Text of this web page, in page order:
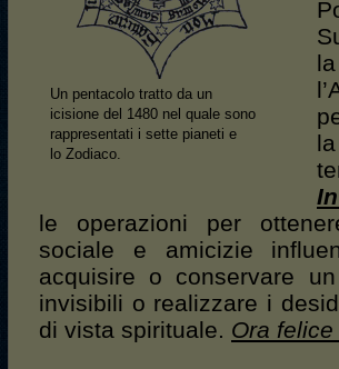
Un pentacolo tratto da un
icisione del 1480 nel quale sono
rappresentati i sette pianeti e
lo Zodiaco.
le operazioni per
sociale e amicizie
acquisire o conservare
invisibili o realizzare i
di vista spirituale. Ora